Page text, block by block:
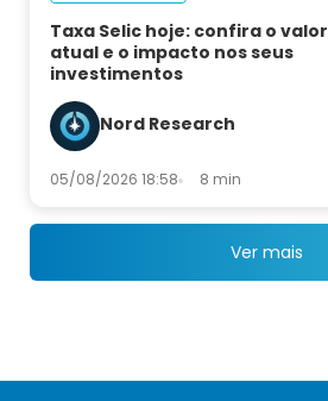
Taxa Selic hoje: confira o valor
atual e o impacto nos seus
investimentos
Nord Research
05/08/2026 18:58 8 min
Ver mais